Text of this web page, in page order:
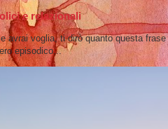
e relazionali
avrai voglia, ti dirò quanto questa
episodico...